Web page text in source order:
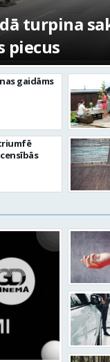
turpina
piecus
gaidāms